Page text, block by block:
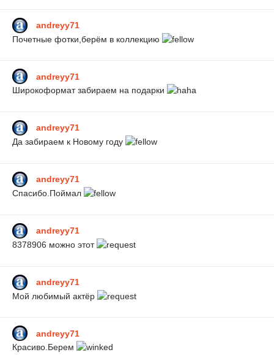
andreyy71
Почетные фотки,берём в коллекцию
andreyy71
Широкоформат забираем на подарки
andreyy71
Да забираем к Новому году
andreyy71
Спасибо.Поймал
andreyy71
8378906 можно этот
andreyy71
Мой любимый актёр
andreyy71
Красиво.Берем